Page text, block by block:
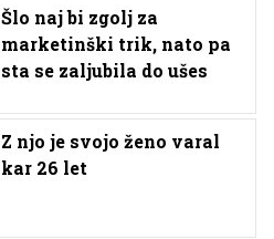
Šlo naj bi zgolj za
marketinški trik, nato pa
sta se zaljubila do ušes
Z njo je svojo ženo varal
kar 26 let